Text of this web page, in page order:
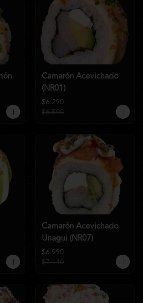
Camarón Acevichado
(NR01)
$6.290
$6.590
Camarón Acevichado
Unagui (NR07)
$6.990
$7.140